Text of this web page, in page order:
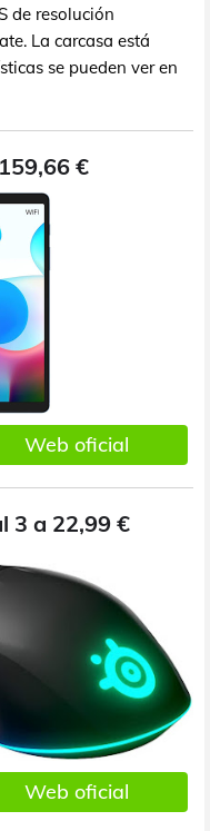
de resolución
La carcasa está
se pueden ver en
€
Web oficial
3 a 22,99 €
Web oficial